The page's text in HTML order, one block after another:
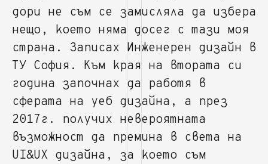
дори не съм се замисляла да избера
нещо, което няма досег с тази моя
страна. Записах Инженерен дизайн в
ТУ София. Към края на втората си
година започнах да работя в
сферата на уеб дизайна, а през
2017г. получих невероятната
възможност да премина в света на
UI&UX дизайна, за което съм